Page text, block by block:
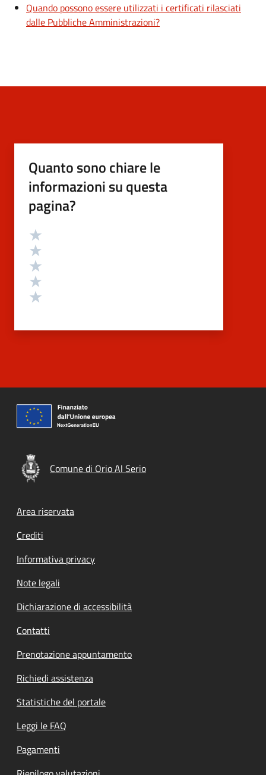
Quando possono essere utilizzati i certificati rilasciati
dalle Pubbliche Amministrazioni?
Quanto sono chiare le
informazioni su questa
pagina?
Valutazione
Comune di Orio Al Serio
Footer menu
Area riservata
Crediti
Informativa privacy
Note legali
Dichiarazione di accessibilità
Contatti
Prenotazione appuntamento
Richiedi assistenza
Statistiche del portale
Leggi le FAQ
Pagamenti